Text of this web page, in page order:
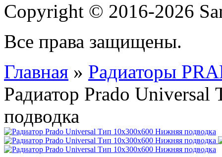
Copyright © 2016-2026
Все права защищены.
Главная » Радиаторы
Радиатор Prado
подводка